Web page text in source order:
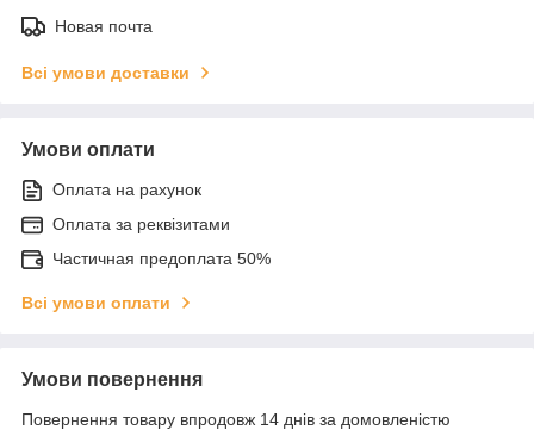
Новая почта
Всі умови доставки
Умови оплати
Оплата на рахунок
Оплата за реквізитами
Частичная предоплата 50%
Всі умови оплати
Умови повернення
Повернення товару впродовж 14 днів за домовленістю